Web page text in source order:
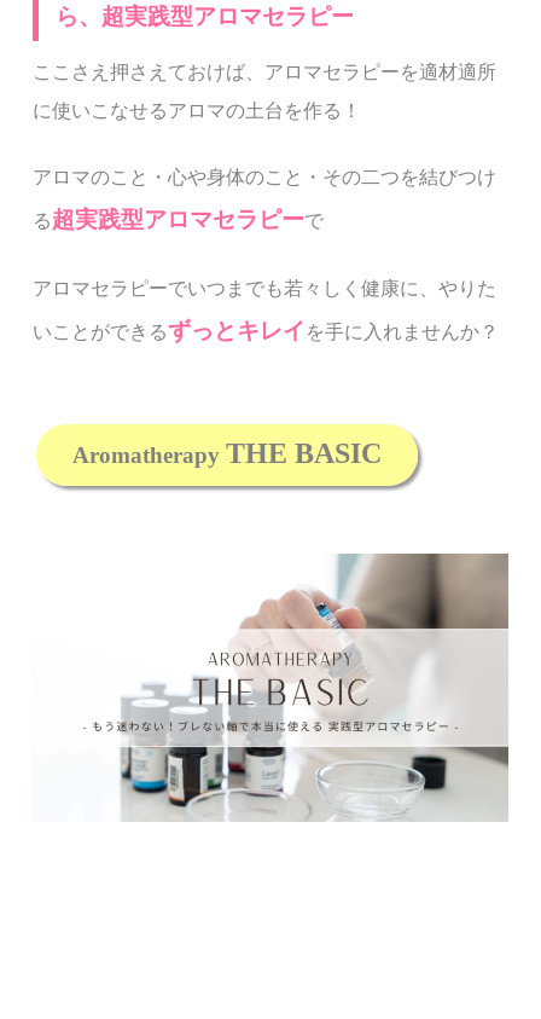
ら、超実践型アロマセラピー
ここさえ押さえておけば、アロマセラピーを適材適所
に使いこなせるアロマの土台を作る！
アロマのこと・心や身体のこと・その二つを結びつけ
る超実践型アロマセラピーで
アロマセラピーでいつまでも若々しく健康に、やりた
いことができるずっとキレイ を手に入れませんか？
AromatherapyTHE BASIC